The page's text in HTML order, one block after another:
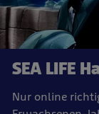
SEA LIFE
Nur online